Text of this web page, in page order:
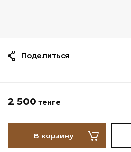
2 500 тенге
В корзину
Поделиться